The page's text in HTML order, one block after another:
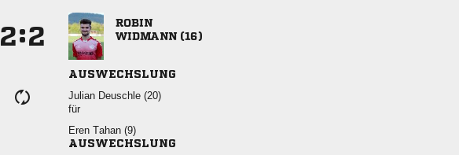
:

 
AUSWECHSLUNG
  
für
  
AUSWECHSLUNG